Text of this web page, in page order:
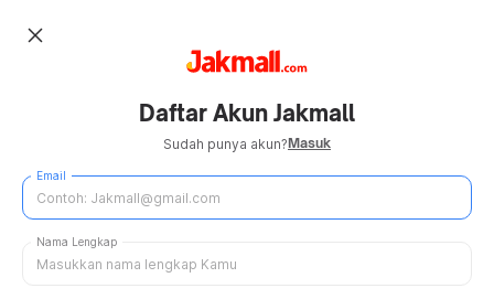
close
Daftar Akun Jakmall
Sudah punya akun?Masuk
Email
Nama Lengkap